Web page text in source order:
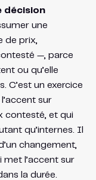
décision
une
de prix,
—, parce
ou qu’elle
C’est un exercice
sur
contesté, et qui
qu’internes. Il
changement,
met l’accent sur
la durée.